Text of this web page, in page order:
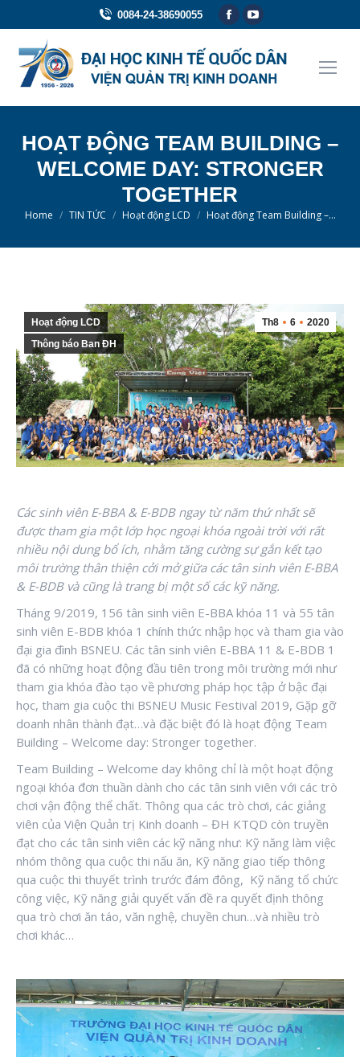
0084-24-38690055
Facebook
opens
in
YouTube
opens
in
HOẠT ĐỘNG TEAM BUILDING –
WELCOME DAY: STRONGER
TOGETHER
You are here:
Home TIN TỨC Hoạt động LCD Hoạt động Team Building –…
Th8 6 2020
Hoạt động LCD
Thông báo Ban ĐH
Các sinh viên E-BBA & E-BDB ngay từ năm thứ nhất sẽ
được tham gia một lớp học ngoại khóa ngoài trời với rất
nhiều nội dung bổ ích, nhằm tăng cường sự gắn kết tạo
môi trường thân thiện cởi mở giữa các tân sinh viên E-BBA
& E-BDB và cũng là trang bị một số các kỹ năng.
Tháng 9/2019, 156 tân sinh viên E-BBA khóa 11 và 55 tân
sinh viên E-BDB khóa 1 chính thức nhập học và tham gia vào
đại gia đình BSNEU. Các tân sinh viên E-BBA 11 & E-BDB 1
đã có những hoạt động đầu tiên trong môi trường mới như
tham gia khóa đào tạo về phương pháp học tập ở bậc đại
học, tham gia cuộc thi BSNEU Music Festival 2019, Gặp gỡ
doanh nhân thành đạt…và đặc biệt đó là hoạt động Team
Building – Welcome day: Stronger together.
Team Building – Welcome day không chỉ là một hoạt động
ngoại khóa đơn thuần dành cho các tân sinh viên với các trò
chơi vận động thể chất. Thông qua các trò chơi, các giảng
viên của Viện Quản trị Kinh doanh – ĐH KTQD còn truyền
đạt cho các tân sinh viên các kỹ năng như: Kỹ năng làm việc
nhóm thông qua cuộc thi nấu ăn, Kỹ năng giao tiếp thông
qua cuộc thi thuyết trình trước đám đông, Kỹ năng tổ chức
công việc, Kỹ năng giải quyết vấn đề ra quyết định thông
qua trò chơi ăn táo, văn nghệ, chuyền chun…và nhiều trò
chơi khác…